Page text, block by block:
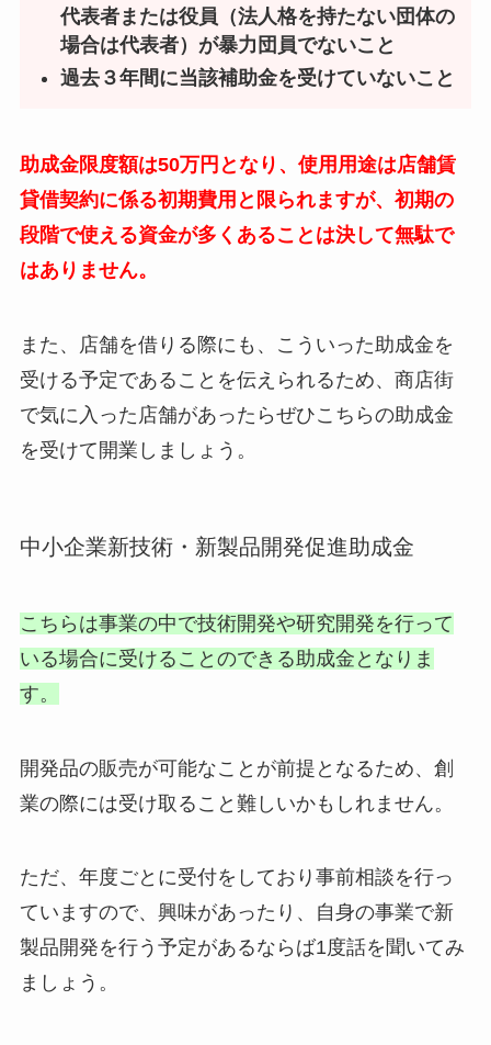
代表者または役員（法人格を持たない団体の
場合は代表者）が暴力団員でないこと
過去３年間に当該補助金を受けていないこと
助成金限度額は50万円となり、使用用途は店舗賃
貸借契約に係る初期費用と限られますが、初期の
段階で使える資金が多くあることは決して無駄で
はありません。
また、店舗を借りる際にも、こういった助成金を
受ける予定であることを伝えられるため、商店街
で気に入った店舗があったらぜひこちらの助成金
を受けて開業しましょう。
中小企業新技術・新製品開発促進助成金
こちらは事業の中で技術開発や研究開発を行って
いる場合に受けることのできる助成金となりま
す。
開発品の販売が可能なことが前提となるため、創
業の際には受け取ること難しいかもしれません。
ただ、年度ごとに受付をしており事前相談を行っ
ていますので、興味があったり、自身の事業で新
製品開発を行う予定があるならば1度話を聞いてみ
ましょう。